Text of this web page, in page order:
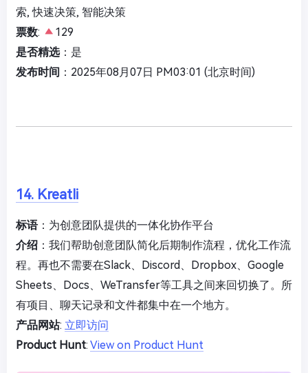
索, 快速决策, 智能决策
票数:
129
是否精选：是
发布时间 ：2025年08月07日 PM03:01 (北京时间)
14. Kreatli
标语：为创意团队提供的一体化协作平台
介绍 ：我们帮助创意团队简化后期制作流程，优化工作流
程。再也不需要在Slack、Discord、Dropbox、Google
Sheets、Docs、WeTransfer等工具之间来回切换了。所
有项目、聊天记录和文件都集中在一个地方。
产品网站: 立即访问
Product Hunt: View on Product Hunt